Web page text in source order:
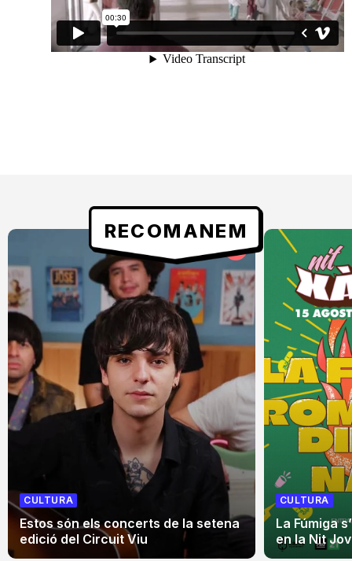
RECOMANEM
CULTURA
Estos són els concerts de la setena
edició del Circuit Viu
CULTURA
La Fúmiga
en la Nit